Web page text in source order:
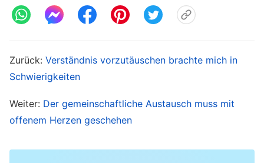
Arbeit in der Kirche zu informieren. Als ich sie
Ich gehe gern zu den Versammlungen mit dir,
und ich bewundere es, wie du Gemeinschaft
hältst. Ich hoffe, ich werde in Zukunft so sein
wie du.“ Die andere Leiterin sagte: „Wir fühlen
Zurück: Verständnis vorzutäuschen brachte mich in
Schwierigkeiten
Weiter: Der gemeinschaftliche Austausch muss mit
offenem Herzen geschehen